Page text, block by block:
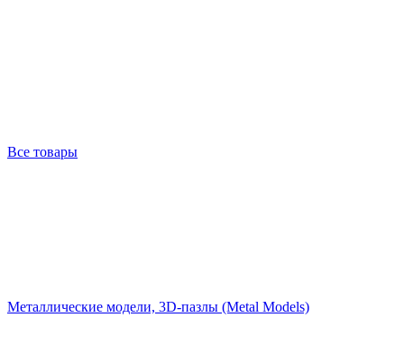
Все товары
Металлические модели, 3D-пазлы (Metal Models)